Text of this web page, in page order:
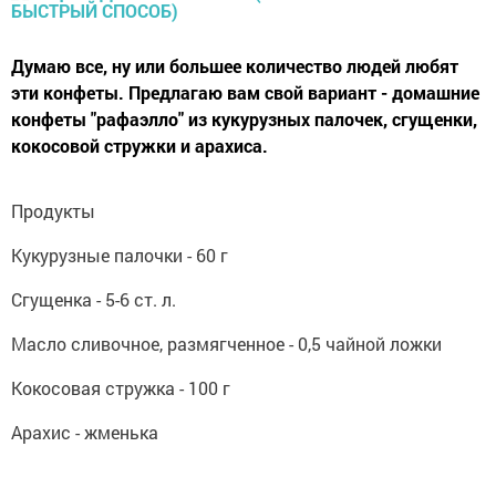
Думаю все, ну или большее количество людей любят
эти конфеты. Предлагаю вам свой вариант - домашние
конфеты "рафаэлло" из кукурузных палочек, сгущенки,
кокосовой стружки и арахиса.
Продукты
Кукурузные палочки - 60 г
Сгущенка - 5-6 ст. л.
Масло сливочное, размягченное - 0,5 чайной ложки
Кокосовая стружка - 100 г
Арахис - жменька